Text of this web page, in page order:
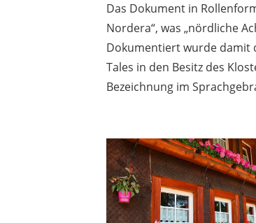
Das Dokument in
Nordera“, was „nördliche
Dokumentiert wurde damit
Tales in den Besitz des
Bezeichnung im